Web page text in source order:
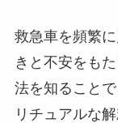
救急車を頻繁
きと不安をも
法を知ること
リチュアルな